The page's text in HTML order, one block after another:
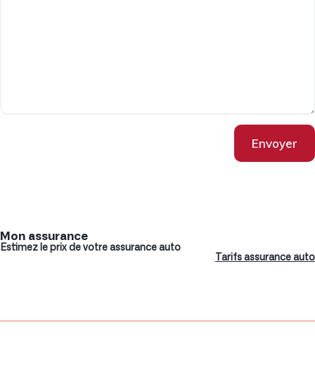
Envoyer
Mon assurance
Estimez le prix de votre assurance auto
Tarifs assurance auto